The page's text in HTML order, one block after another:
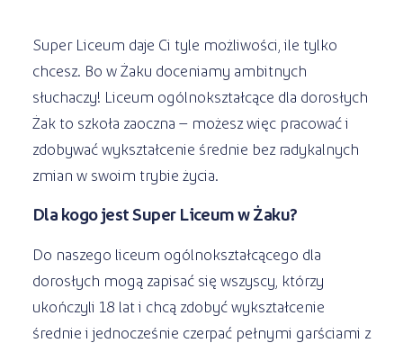
Super Liceum daje Ci tyle możliwości, ile tylko
chcesz. Bo w Żaku doceniamy ambitnych
słuchaczy! Liceum ogólnokształcące dla dorosłych
Żak to szkoła zaoczna – możesz więc pracować i
zdobywać wykształcenie średnie bez radykalnych
zmian w swoim trybie życia.
Dla kogo jest Super Liceum w Żaku?
Do naszego liceum ogólnokształcącego dla
dorosłych mogą zapisać się wszyscy, którzy
ukończyli 18 lat i chcą zdobyć wykształcenie
średnie i jednocześnie czerpać pełnymi garściami z